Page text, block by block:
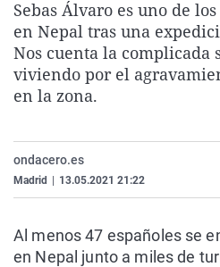
Sebas Álvaro es uno de
en Nepal tras una
Nos cuenta la complicada
viviendo por el
en la zona.
ondacero.es
Madrid 13.05.2021 21:22
Al menos 47 españoles se
en Nepal junto a miles de